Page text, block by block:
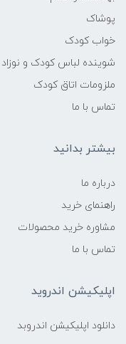
پوشاک
خواب کودک
شوینده لباس کودک و نوزاد
ملزومات اتاق کودک
تماس با ما
بیشتر بدانید
درباره ما
راهنمای خرید
مشاوره خرید محصولات
تماس با ما
اپلیکیشن اندروید
دانلود اپلیکیشن اندروبد